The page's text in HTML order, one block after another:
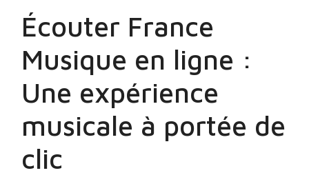
Écouter France
Musique en ligne :
Une expérience
musicale à portée de
clic